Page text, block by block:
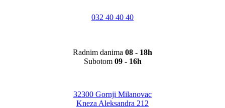
032 40 40 40
Radnim danima 08 - 18h
Subotom 09 - 16h
32300 Gornji Milanovac
Kneza Aleksandra 212